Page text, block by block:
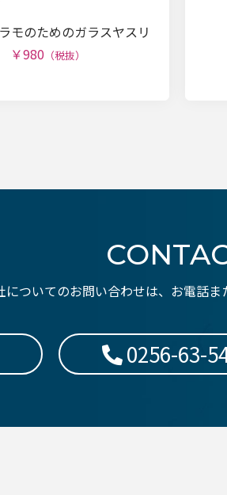
モのためのガラスヤスリ
￥980（税抜）
についてのお問い合わせは、お電話ま
0256-63-